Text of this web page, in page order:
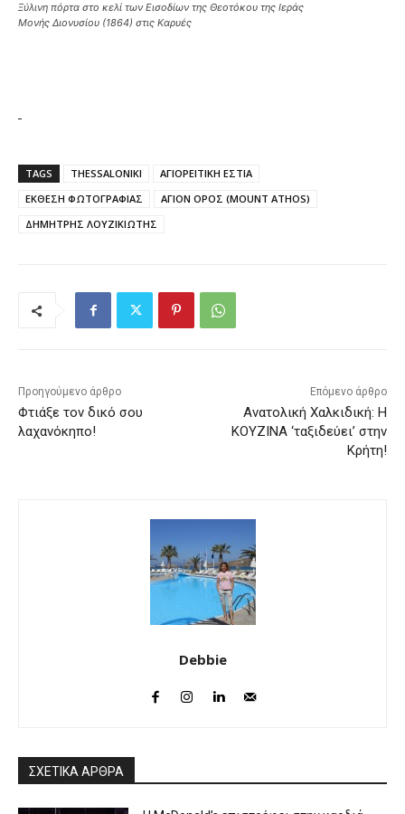
Ξύλινη πόρτα στο κελί των Εισοδίων της Θεοτόκου της Ιεράς
Μονής Διονυσίου (1864) στις Καρυές
TAGS THESSALONIKI
ΑΓΙΟΡΕΙΤΙΚΗ ΕΣΤΙΑ
ΕΚΘΕΣΗ ΦΩΤΟΓΡΑΦΙΑΣ
ΑΓΙΟΝ ΟΡΟΣ (MOUNT ATHOS)
ΔΗΜΗΤΡΗΣ ΛΟΥΖΙΚΙΩΤΗΣ
Προηγούμενο άρθρο
Φτιάξε τον δικό σου
λαχανόκηπο!
Επόμενο άρθρο
Ανατολική Χαλκιδική: Η
KOYZINA ‘ταξιδεύει’ στην
Κρήτη!
Debbie
ΣΧΕΤΙΚΑ ΑΡΘΡΑ